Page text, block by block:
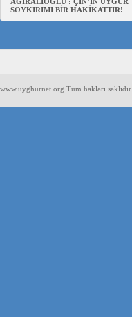
SOYKIRIMI BİR HAKİKATTIR!
www.uyghurnet.org Tüm hakları saklıdır